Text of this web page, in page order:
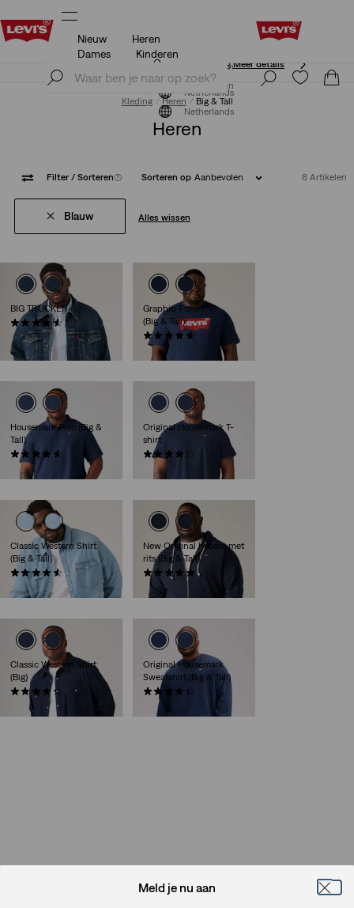
Unidays: Studenten krijgen 20% korting
Meld je nu aan
Netherlands
Nieuw
Heren
Dames
Kinderen
Unidays: Studenten krijgen 20% kortingMeer details
Meld je nu aan
Netherlands
Kleding Heren Big & Tall
Heren
Filter / Sorteren(1) Sorteren op Aanbevolen 8 Artikelen
Blauw Alles wissen
BIG TRUCKER
(179)
€ 129,95
Graphic T-shirt
(Big & Tall)
€ 29,95
Housemark Polo (Big &
Tall)
€ 44,95
Original Housemark T-
shirt
€ 24,95
Classic Western Shirt
(Big & Tall)
(28)
€ 84,95
New Original hoodie met
rits (Big & Tall)
(8)
€ 69,95
Classic Western Shirt
(Big)
(42)
€ 84,95
Original Housemark
Sweatshirt (Big & Tall)
€ 59,95
Meld je nu aan